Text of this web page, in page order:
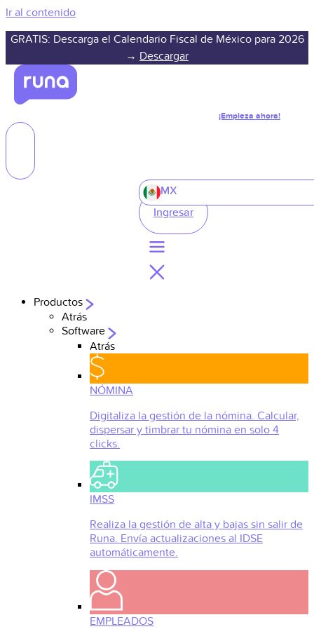
Ir al contenido
GRATIS: Descarga el Calendario Fiscal de México para 2026
→ Descargar
¡Empieza ahora!
MX
Ingresar
Productos
Atrás
Software
Atrás
NÓMINA
Digitaliza la gestión de la nómina. Calcular,
dispersar y timbrar tu nómina en solo 4
clicks.
IMSS
Realiza la gestión de alta y bajas sin salir de
Runa. Envía actualizaciones al IDSE
automáticamente.
EMPLEADOS